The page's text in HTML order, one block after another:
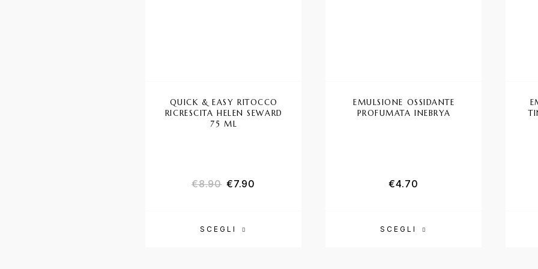
SCEGLI
QUICK & EASY RITOCCO
RICRESCITA HELEN SEWARD
75 ML
€8.90 Il prezzo originale era: €8.90.
€7.90
SCEGLI
EMULSIONE OSSIDANTE
PROFUMATA INEBRYA
€4.70